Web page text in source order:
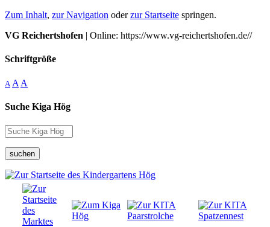
Zum Inhalt, zur Navigation oderzur Startseite springen.
VG Reichertshofen | Online: https://www.vg-reichertshofen.de//
Schriftgröße
A A A
Suche Kiga Hög
suchen